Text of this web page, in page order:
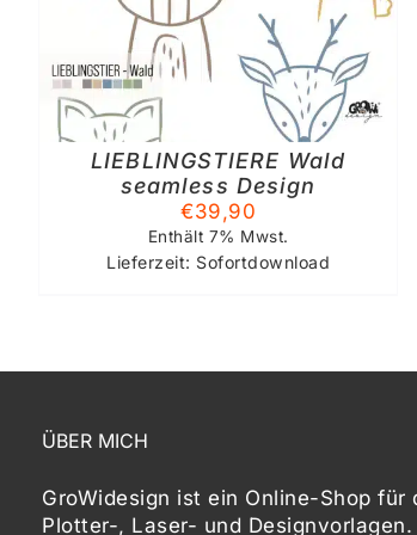
LIEBLINGSTIERE Wald
seamless Design
€39,90
Enthält 7% Mwst.
Lieferzeit: Sofortdownload
AUF.
DIE
ÜBER MICH
GroWidesign ist ein Online-Shop für
Plotter-, Laser- und Designvorlagen